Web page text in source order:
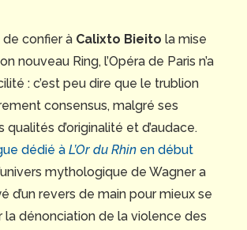
de confier à Calixto Bieito la mise
nouveau Ring, l’Opéra de Paris n’a
: c’est peu dire que le trublion
consensus, malgré ses
d’originalité et d’audace.
dédié à L’Or du Rhin en début
mythologique de Wagner a
d’un revers de main pour mieux se
la dénonciation de la violence des